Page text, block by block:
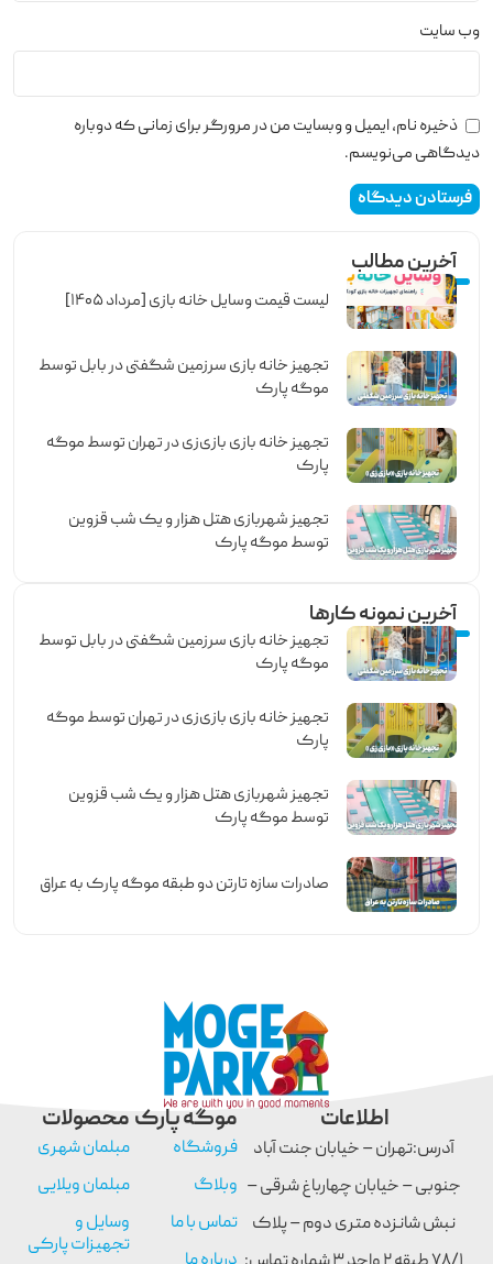
وب‌ سایت
ذخیره نام، ایمیل و وبسایت من در مرورگر برای زمانی که دوباره
دیدگاهی می‌نویسم.
آخرین مطالب
لیست قیمت وسایل خانه بازی [مرداد ۱۴۰۵]
تجهیز خانه بازی سرزمین شگفتی در بابل توسط
موگه پارک
تجهیز خانه بازی بازی‌زی در تهران توسط موگه
پارک
تجهیز شهربازی هتل هزار و یک شب قزوین
توسط موگه پارک
آخرین نمونه کارها
تجهیز خانه بازی سرزمین شگفتی در بابل توسط
موگه پارک
تجهیز خانه بازی بازی‌زی در تهران توسط موگه
پارک
تجهیز شهربازی هتل هزار و یک شب قزوین
توسط موگه پارک
صادرات سازه تارتن دو طبقه موگه پارک به عراق
موگه پارک
فروشگاه
وبلاگ
تماس با ما
محصولات
مبلمان شهری
مبلمان ویلایی
وسایل و
تجهیزات پارکی
اطلاعات
آدرس:تهران – خیابان جنت آباد
جنوبی – خیابان چهارباغ شرقی –
نبش شانزده متری دوم – پلاک